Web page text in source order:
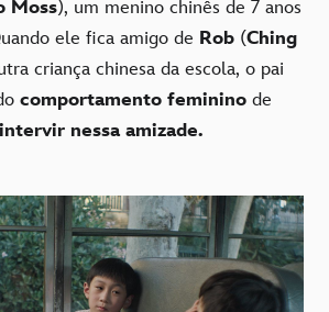
Moss), um menino chinês de 7 anos
ele fica amigo de Rob (Ching
criança chinesa da escola, o pai
comportamento feminino de
intervir nessa amizade.